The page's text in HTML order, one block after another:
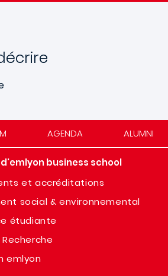
AGENDA ALUMNI
business school
et accréditations
social & environnemental
étudiante
emlyon